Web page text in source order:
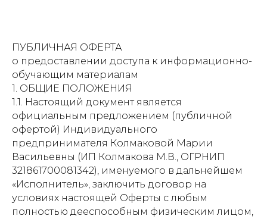
ПУБЛИЧНАЯ ОФЕРТА
о предоставлении доступа к информационно-
обучающим материалам
1. ОБЩИЕ ПОЛОЖЕНИЯ
1.1. Настоящий документ является
официальным предложением (публичной
офертой) Индивидуального
предпринимателя Колмаковой Марии
Васильевны (ИП Колмакова М.В., ОГРНИП
321861700081342), именуемого в дальнейшем
«Исполнитель», заключить договор на
условиях настоящей Оферты с любым
полностью дееспособным физическим лицом,